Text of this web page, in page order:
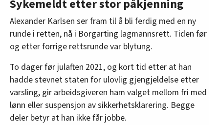
Sykemeldt etter stor påkjenning
Alexander Karlsen ser fram til å bli ferdig med en ny
runde i retten, nå i Borgarting lagmannsrett. Tiden før
og etter forrige rettsrunde var blytung.
To dager før julaften 2021, og kort tid etter at han
hadde stevnet staten for ulovlig gjengjeldelse etter
varsling, gir arbeidsgiveren ham valget mellom fri med
lønn eller suspensjon av sikkerhetsklarering. Begge
deler betyr at han ikke får jobbe.